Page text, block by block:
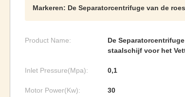
Markeren: De Separatorcentrifuge van de
Product Name:
De
staalschijf voor het
Inlet Pressure(Mpa): 0,1
Motor Power(Kw): 30